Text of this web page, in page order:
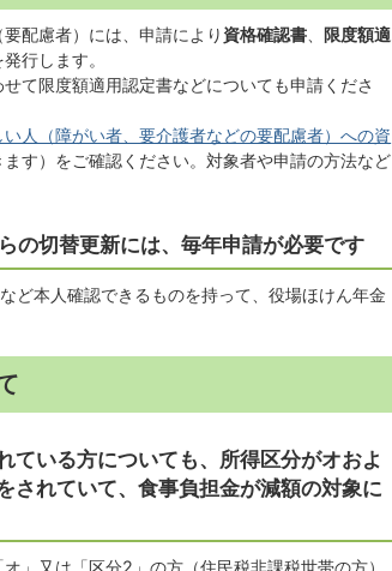
配慮者）には、申請により 資格確認書
限度額適
発行します。
て限度額適用認定書などについても申請くださ
人（障がい者、要介護者などの要配慮者）への資
ます）をご確認ください。対象者や申請の方法など
の切替更新には、毎年申請が必要です
ど本人確認できるものを持って、役場ほけん年金
ている方についても、所得区分がオおよ
れていて、食事負担金が減額の対象に
」又は「区分2」の方（住民税非課税世帯の方）